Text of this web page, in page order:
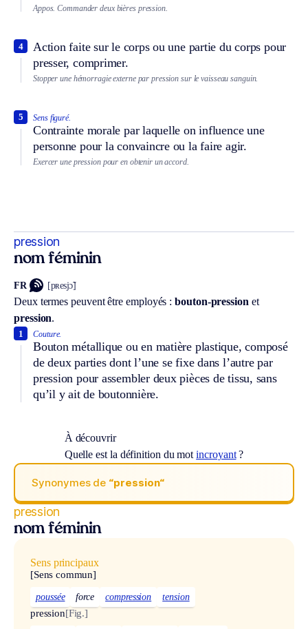
Appos. Commander deux bières pression.
Action faite sur le corps ou une partie du corps pour
presser, comprimer.
4
Stopper une hémorragie externe par pression sur le vaisseau sanguin.
Sens figuré.
Contrainte morale par laquelle on influence une
personne pour la convaincre ou la faire agir.
5
Exercer une pression pour en obtenir un accord.
pression
nom féminin
FR [pʀesjɔ̃]
Deux termes peuvent être employés :bouton-pression et
pression.
Couture.
Bouton métallique ou en matière plastique, composé
de deux parties dont l’une se fixe dans l’autre par
pression pour assembler deux pièces de tissu, sans
qu’il y ait de boutonnière.
1
À découvrir
Quelle est la définition du motincroyant?
Synonymes de “pression“
pression
nom féminin
Sens principaux
[Sens commun]
poussée force compression tension
pression[Fig.]